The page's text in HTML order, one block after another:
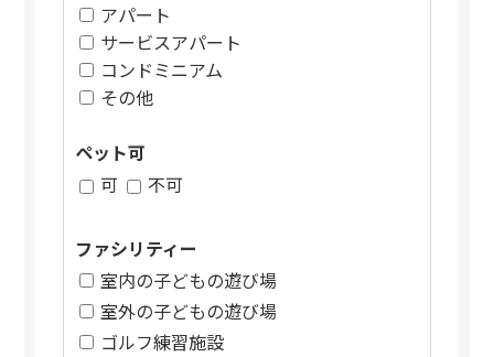
アパート
サービスアパート
コンドミニアム
その他
ペット可
可
不可
ファシリティー
室内の子どもの遊び場
室外の子どもの遊び場
ゴルフ練習施設